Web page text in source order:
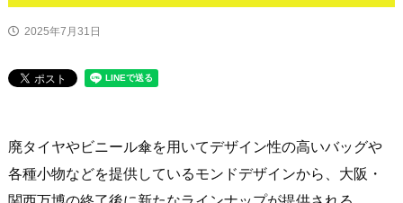
2025年7月31日
廃タイヤやビニール傘を用いてデザイン性の高いバッグや
各種小物などを提供しているモンドデザインから、大阪・